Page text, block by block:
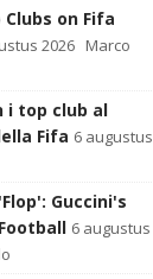
on Fifa
2026 Marco
i top club al
Fifa 6 augustus
Guccini's
6 augustus